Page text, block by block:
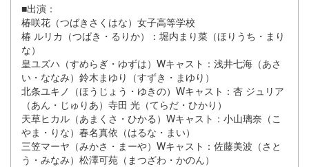
■出演：
椿咲花（つばきさくはな）女子高等学校
椿 ルリカ（つばき・るりか）：堀内まり菜（ほりうち・まり
な）
皇ユズハ（すめらぎ・ゆずは）Wキャスト：浅井七海（あさ
い・ななみ）鈴木まゆり（すずき・まゆり）
北条ユキノ（ほうじょう・ゆきの）Wキャスト：杏 ジュリア
（あん・じゅりあ）寺田 光（てらだ・ひかり）
天草ヒカル（あまくさ・ひかる）Wキャスト：小山璃奈（こ
やま・りな）春名真依（はるな・まい）
三笠マーヤ（みかさ・まーや）Wキャスト：佐藤美波（さと
う・みなみ）松澤可苑（まつざわ・かのん）